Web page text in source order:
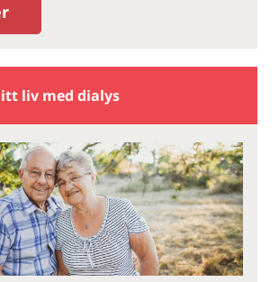
liv med dialys